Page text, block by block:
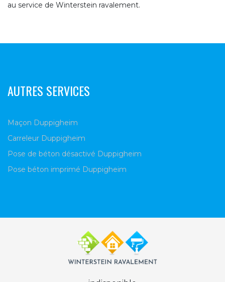
au service de Winterstein ravalement.
AUTRES SERVICES
Maçon Duppigheim
Carreleur Duppigheim
Pose de béton désactivé Duppigheim
Pose béton imprimé Duppigheim